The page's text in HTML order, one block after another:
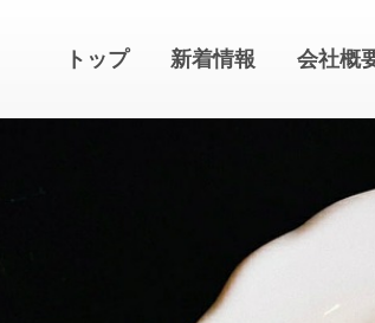
トップ 新着情報 会社概